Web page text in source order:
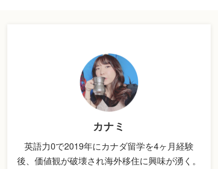
カナミ
英語力0で2019年にカナダ留学を4ヶ月経験
後、価値観が破壊され海外移住に興味が湧く。